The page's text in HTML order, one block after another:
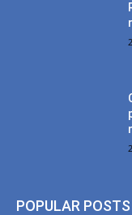
POPULAR POSTS